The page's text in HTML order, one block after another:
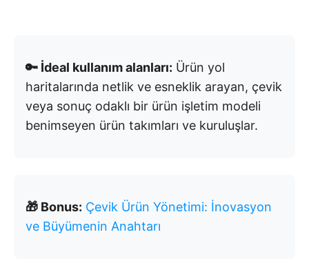
🔑 İdeal kullanım alanları: Ürün yol
haritalarında netlik ve esneklik arayan, çevik
veya sonuç odaklı bir ürün işletim modeli
benimseyen ürün takımları ve kuruluşlar.
🎁 Bonus: Çevik Ürün Yönetimi: İnovasyon
ve Büyümenin Anahtarı